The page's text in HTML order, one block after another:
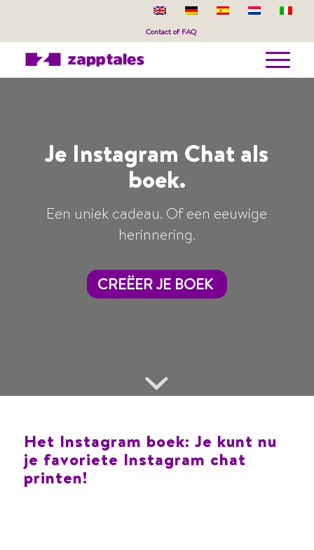
Contact of FAQ
Je Instagram Chat als
boek.
Een uniek cadeau. Of een eeuwige
herinnering.
CREËER JE BOEK
Het Instagram boek: Je kunt nu
je favoriete Instagram chat
printen!